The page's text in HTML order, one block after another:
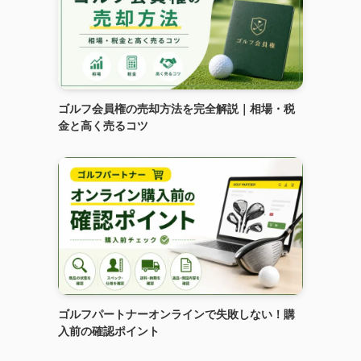
ゴルフ会員権の売却方法を完全解説｜相場・税
金と高く売るコツ
ゴルフパートナーオンラインで失敗しない！購
入前の確認ポイント